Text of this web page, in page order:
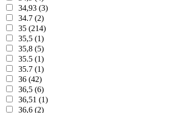
34,93 (3)
34.7 (2)
35 (214)
35,5 (1)
35,8 (5)
35.5 (1)
35.7 (1)
36 (42)
36,5 (6)
36,51 (1)
36,6 (2)